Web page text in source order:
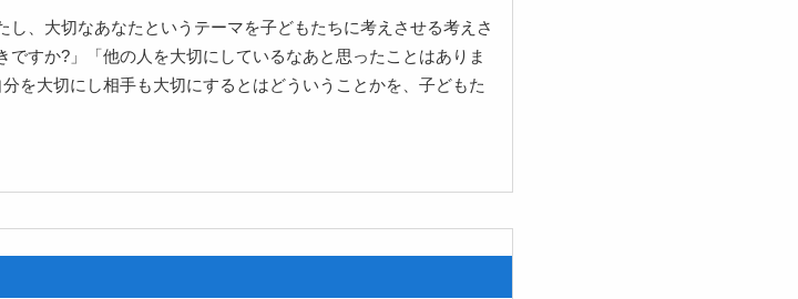
、大切なあなたというテーマを子どもたちに考えさせる考えさ
すか?」「他の人を大切にしているなあと思ったことはありま
を大切にし相手も大切にするとはどういうことかを、子どもた